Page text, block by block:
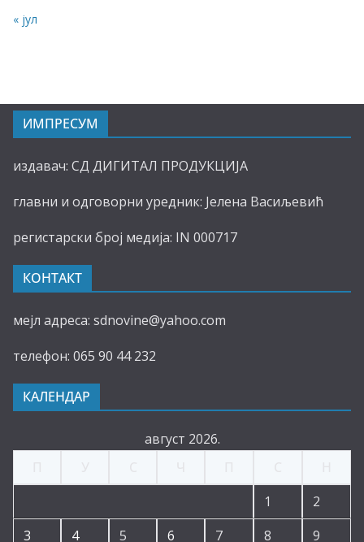
« јул
ИМПРЕСУМ
издавач: СД ДИГИТАЛ ПРОДУКЦИЈА
главни и одговорни уредник: Јелена Васиљевић
регистарски број медија: IN 000717
КОНТАКТ
мејл адреса: sdnovine@yahoo.com
телефон: 065 90 44 232
КАЛЕНДАР
август 2026.
1
2
3
4 5 6 7 8 9